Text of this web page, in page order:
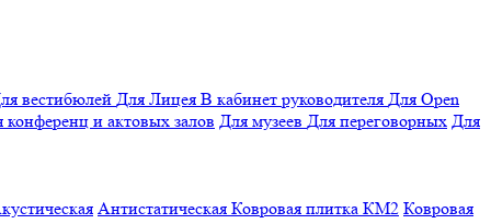
вестибюлей Для Лицея В кабинет руководителя Для Open
конференц и актовых залов Для музеев Для переговорных Для
Антистатическая Ковровая плитка КМ2 Ковровая